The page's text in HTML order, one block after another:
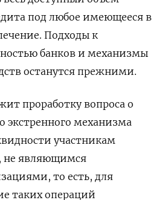
под любое имеющееся в
Подходы к
банков и механизмы
останутся прежними.
проработку вопроса о
экстренного механизма
участникам
не являющимся
то есть, для
таких операций